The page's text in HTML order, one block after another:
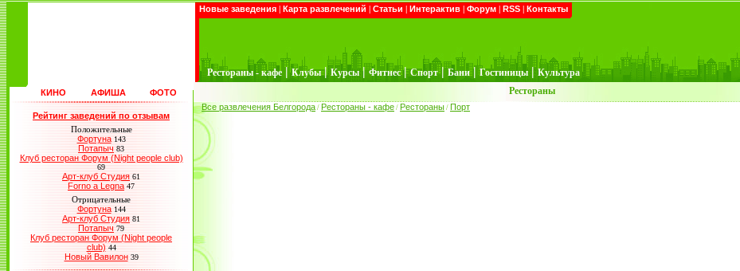
Новые заведения | Карта развлечений | Статьи | Интерактив | Форум | RSS | Контакты
Рестораны - кафе | Клубы | Курсы | Фитнес | Спорт | Бани | Гостиницы | Культура
КИНО АФИША ФОТО Рестораны
Рейтинг заведений по отзывам
Положительные
Фортуна 143
Потапыч 83
Клуб ресторан Форум (Night people club)
69
Арт-клуб Студия 61
Forno a Legna 47
Отрицательные
Фортуна 144
Арт-клуб Студия 81
Потапыч 79
Клуб ресторан Форум (Night people
club) 44
Новый Вавилон 39
Все развлечения Белгорода / Рестораны - кафе / Рестораны / Порт